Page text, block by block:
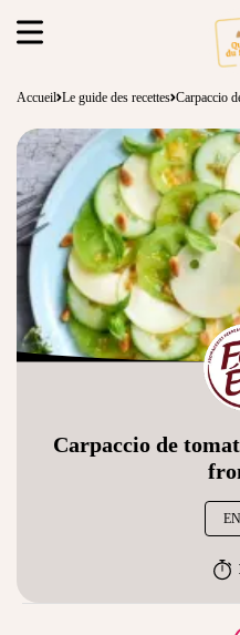
Accueil Le guide des recettes Carpaccio
Carpaccio de